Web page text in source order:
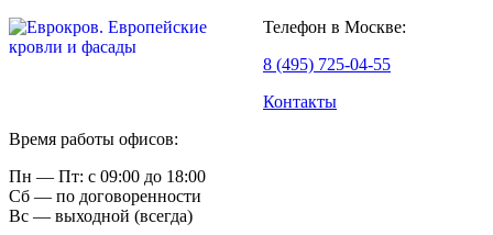
Телефон в Москве:
8 (495) 725-04-55
Контакты
Время работы офисов:
Пн — Пт: с 09:00 до 18:00
Сб — по договоренности
Вс — выходной (всегда)